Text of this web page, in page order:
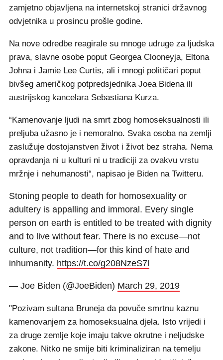
zamjetno objavljena na internetskoj stranici državnog
odvjetnika u prosincu prošle godine.
Na nove odredbe reagirale su mnoge udruge za ljudska
prava, slavne osobe poput Georgea Clooneyja, Eltona
Johna i Jamie Lee Curtis, ali i mnogi političari poput
bivšeg američkog potpredsjednika Joea Bidena ili
austrijskog kancelara Sebastiana Kurza.
“Kamenovanje ljudi na smrt zbog homoseksualnosti ili
preljuba užasno je i nemoralno. Svaka osoba na zemlji
zaslužuje dostojanstven život i život bez straha. Nema
opravdanja ni u kulturi ni u tradiciji za ovakvu vrstu
mržnje i nehumanosti“, napisao je Biden na Twitteru.
Stoning people to death for homosexuality or
adultery is appalling and immoral. Every single
person on earth is entitled to be treated with dignity
and to live without fear. There is no excuse—not
culture, not tradition—for this kind of hate and
inhumanity. https://t.co/g208NzeS7l
— Joe Biden (@JoeBiden) March 29, 2019
"Pozivam sultana Bruneja da povuče smrtnu kaznu
kamenovanjem za homoseksualna djela. Isto vrijedi i
za druge zemlje koje imaju takve okrutne i neljudske
zakone. Nitko ne smije biti kriminaliziran na temelju